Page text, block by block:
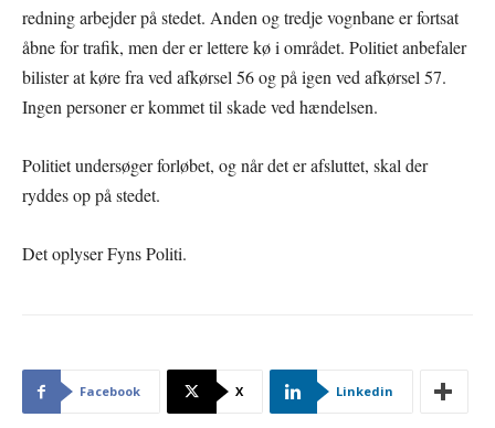
redning arbejder på stedet. Anden og tredje vognbane er fortsat
åbne for trafik, men der er lettere kø i området. Politiet anbefaler
bilister at køre fra ved afkørsel 56 og på igen ved afkørsel 57.
Ingen personer er kommet til skade ved hændelsen.
Politiet undersøger forløbet, og når det er afsluttet, skal der
ryddes op på stedet.
Det oplyser Fyns Politi.
Facebook X Linkedin